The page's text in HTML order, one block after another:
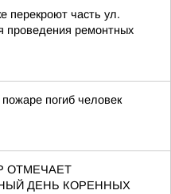
перекроют часть ул.
проведения ремонтных
погиб человек
ОТМЕЧАЕТ
ДЕНЬ КОРЕННЫХ